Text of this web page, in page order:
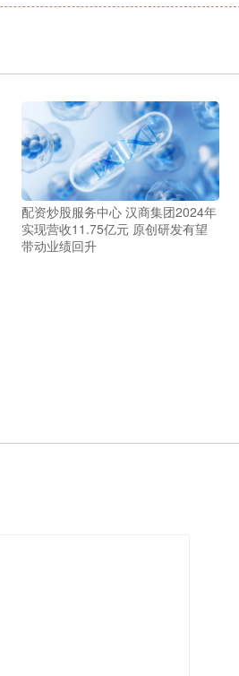
配资炒股服务中心 汉商集团2024年
实现营收11.75亿元 原创研发有望
带动业绩回升